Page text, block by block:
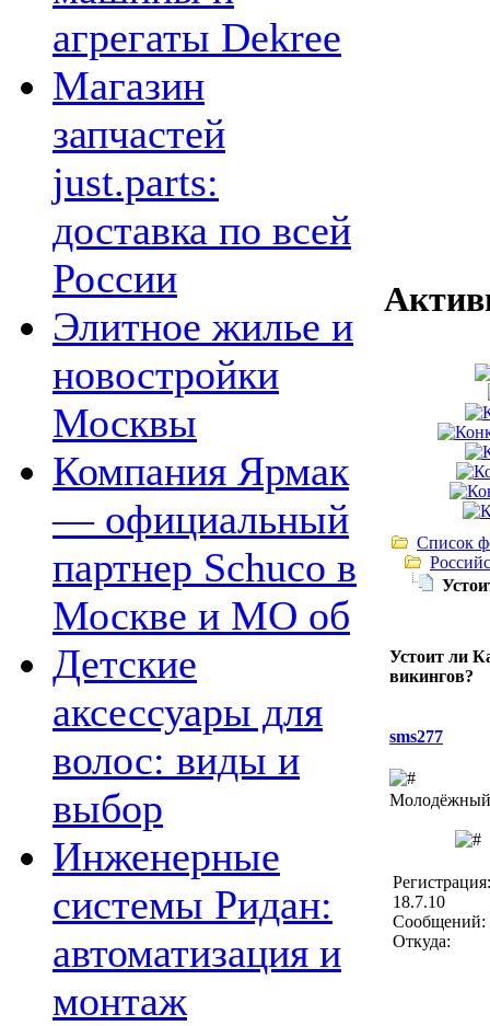
агрегаты Dekree
Магазин
запчастей
just.parts:
доставка по всей
России
Элитное жилье и
новостройки
Москвы
Компания Ярмак
— официальный
партнер Schuco в
Москве и МО об
Детские
аксессуары для
волос: виды и
выбор
Инженерные
системы Ридан:
автоматизация и
монтаж
Список
Устоит ли
викингов?
sms277
Молодёжный
Регистрация:
18.7.10
Сообщений:
Откуда: